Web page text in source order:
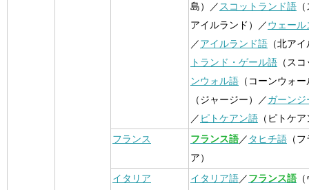
島）／ スコットランド語
アイルランド）／ウェール
／アイルランド語 （北ア
トランド・ゲール語 （ス
ンウォル語 （コーンウォ
（ジャージー）／ガーンジ
／ ピトケアン語 （ピトケ
フランス
フランス語／ タヒチ語 （
ア）
イタリア
イタリア語／フランス語